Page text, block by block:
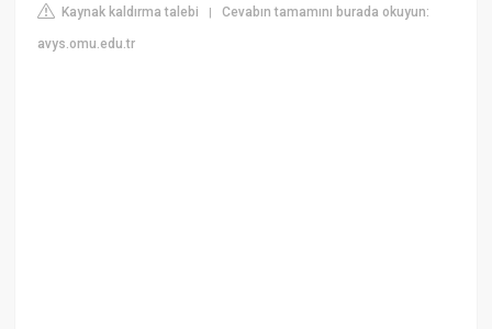
Kaynak kaldırma talebi |Cevabın tamamını burada okuyun:
avys.omu.edu.tr